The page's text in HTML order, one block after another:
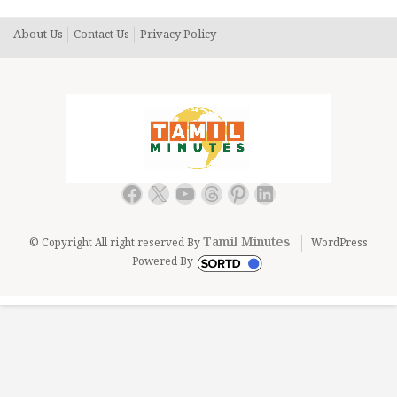
About Us Contact Us Privacy Policy
Facebook
X YouTube
Threads
Pinterest
LinkedIn
© Copyright All right reserved ByTamil Minutes
WordPress
Powered By